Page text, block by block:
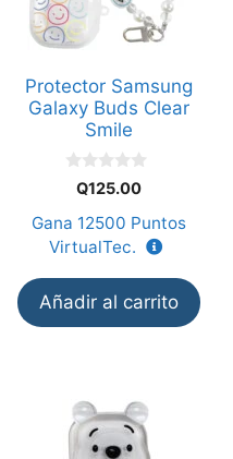
Protector Samsung
Galaxy Buds Clear
Smile
5
Q125.00
Gana 12500 Puntos
VirtualTec.
Añadir al carrito